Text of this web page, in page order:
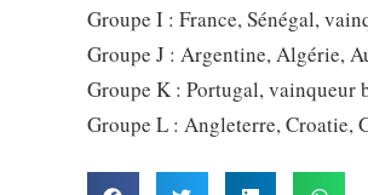
Groupe I : France, Sénégal,
Groupe J : Argentine, Algérie,
Groupe K : Portugal, vainqueur
Groupe L : Angleterre, Croatie,